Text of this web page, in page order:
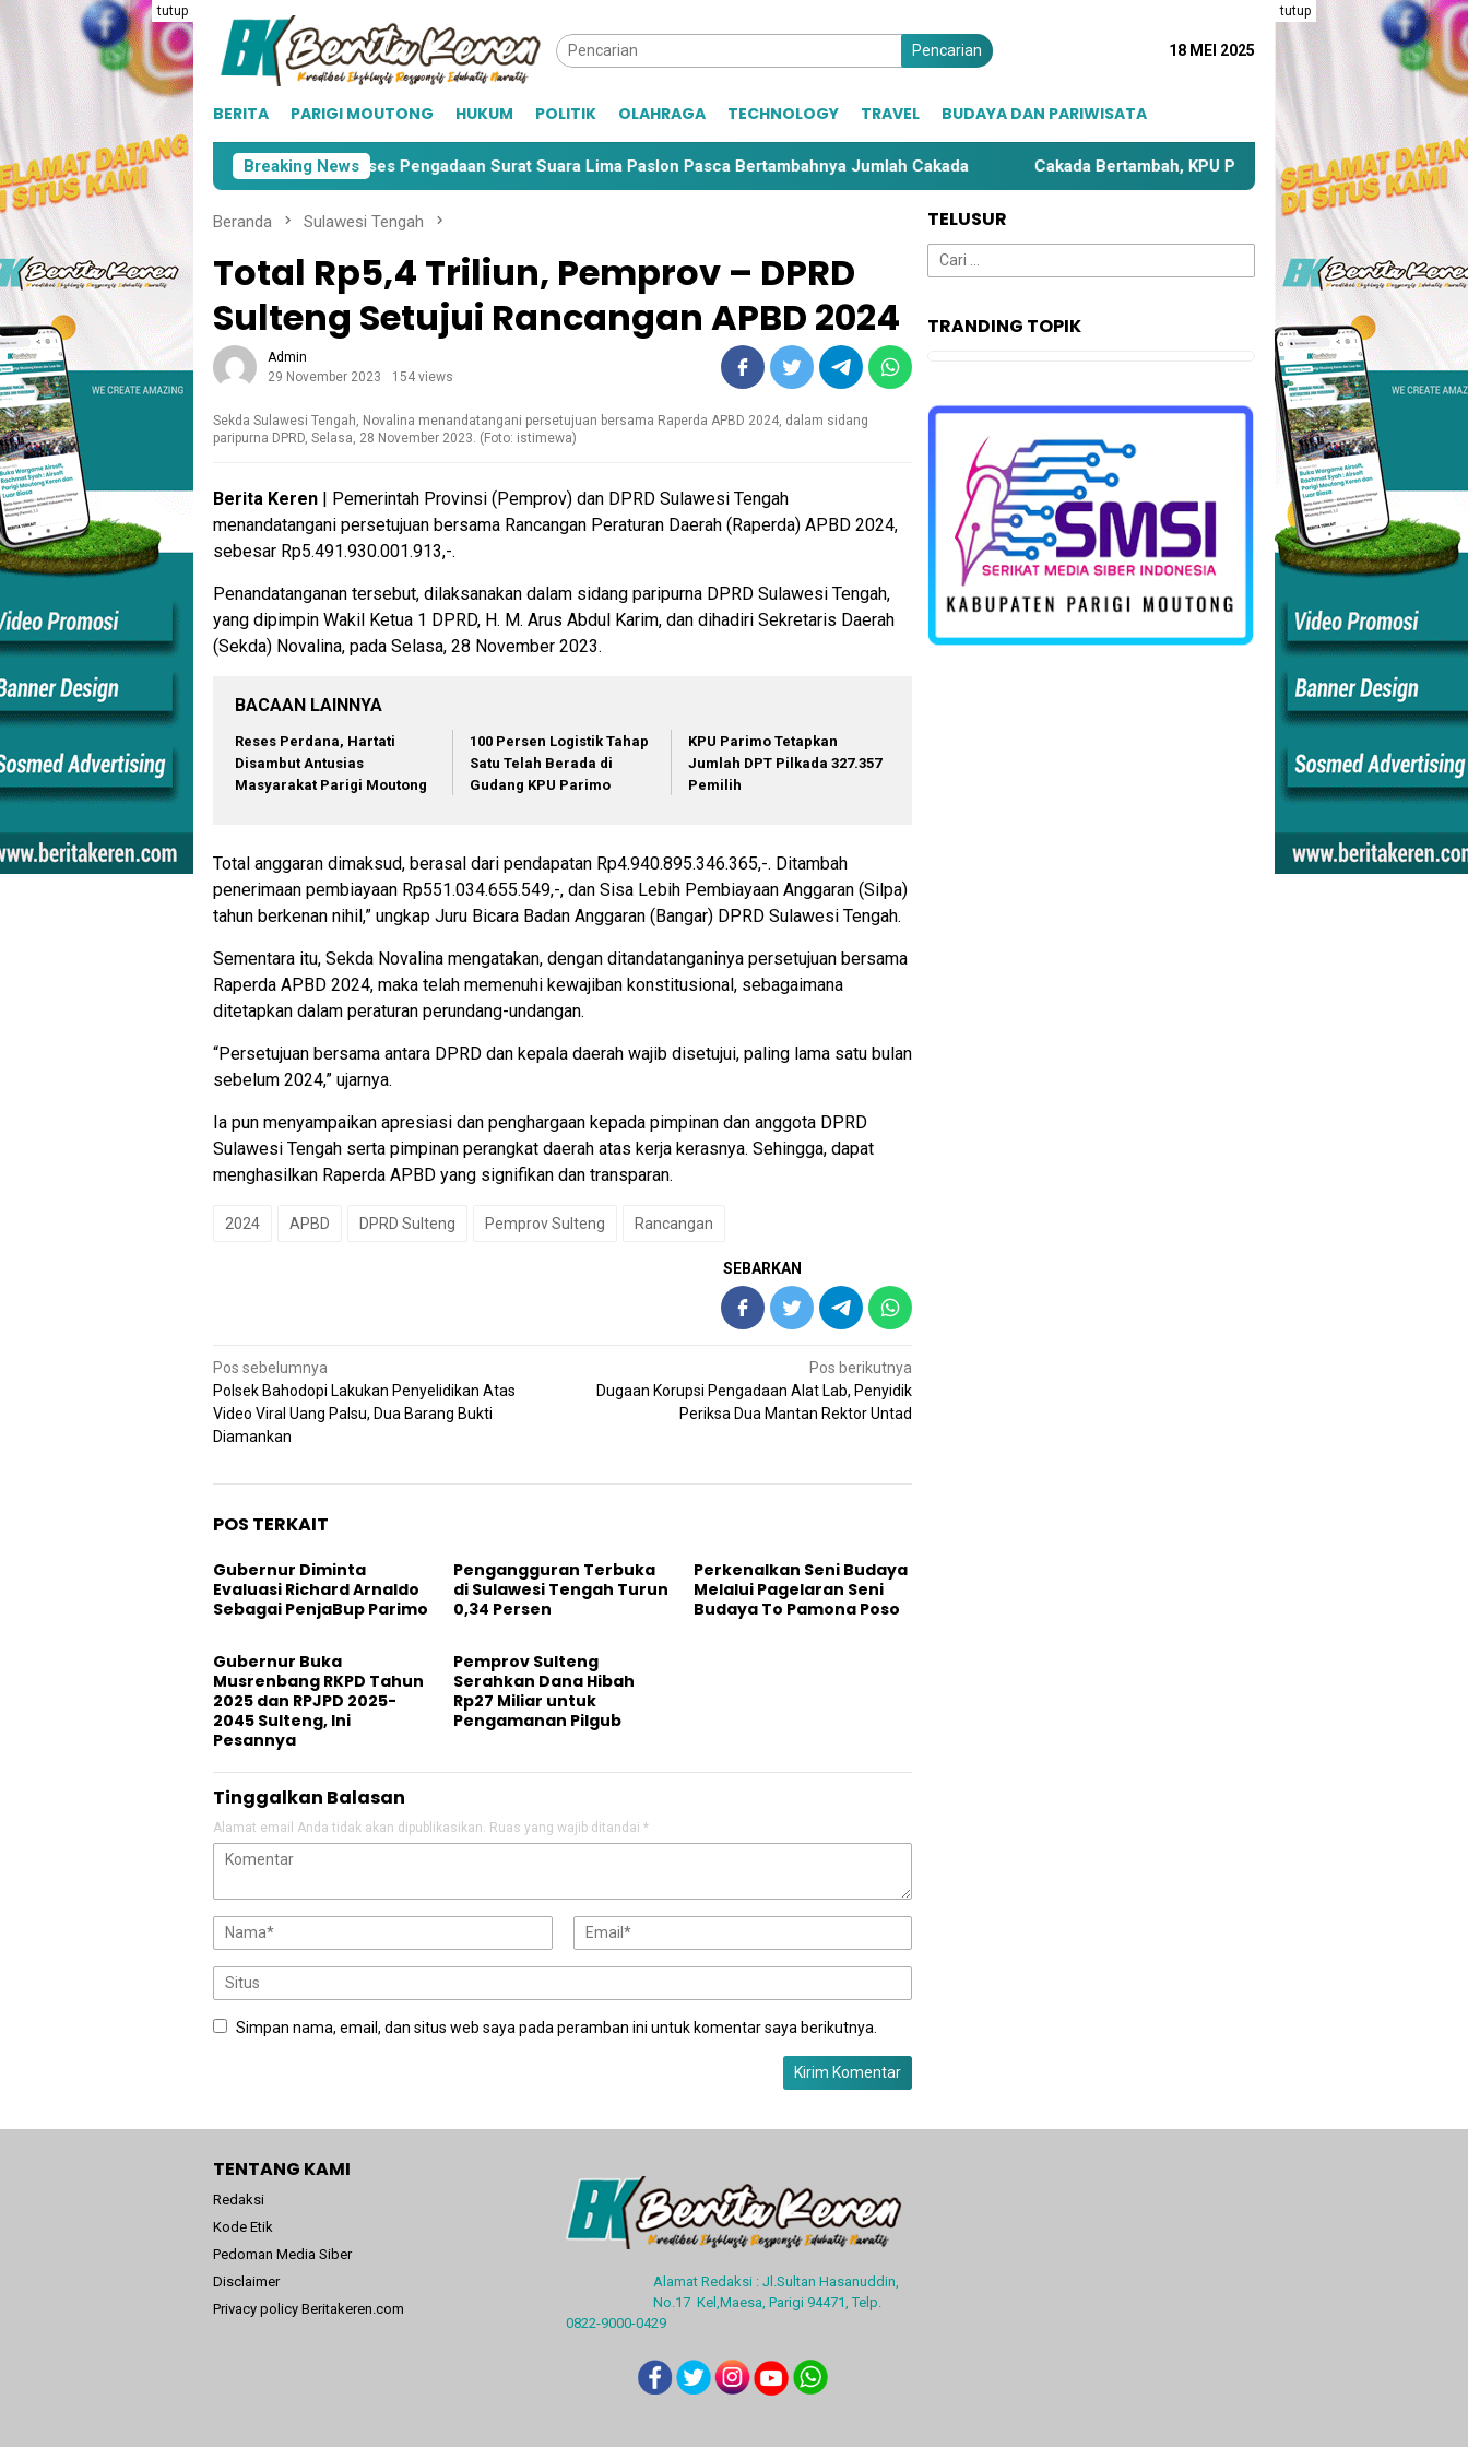
tutup tutup
Pencarian 18 MEI 2025
BERITA PARIGI MOUTONG HUKUM POLITIK OLAHRAGA TECHNOLOGY TRAVEL BUDAYA DAN PARIWISATA
Breaking News
Moutong KPU Parimo Mulai Proses Pengadaan Surat Suara Lima Paslon Pasca Bertambahnya Jumlah Cakada Cakada Bertambah, KPU Parimo Bahas Kembali Zona Kampanye
Beranda Sulawesi Tengah
Total Rp5,4 Triliun, Pemprov – DPRD
Sulteng Setujui Rancangan APBD 2024
Admin
29 November 2023
154 views
Sekda Sulawesi Tengah, Novalina menandatangani persetujuan bersama Raperda APBD 2024, dalam sidang
paripurna DPRD, Selasa, 28 November 2023. (Foto: istimewa)
Berita Keren | Pemerintah Provinsi (Pemprov) dan DPRD Sulawesi Tengah
menandatangani persetujuan bersama Rancangan Peraturan Daerah (Raperda) APBD 2024,
sebesar Rp5.491.930.001.913,-.
Penandatanganan tersebut, dilaksanakan dalam sidang paripurna DPRD Sulawesi Tengah,
yang dipimpin Wakil Ketua 1 DPRD, H. M. Arus Abdul Karim, dan dihadiri Sekretaris Daerah
(Sekda) Novalina, pada Selasa, 28 November 2023.
BACAAN LAINNYA
Reses Perdana, Hartati
Disambut Antusias
Masyarakat Parigi Moutong
100 Persen Logistik Tahap
Satu Telah Berada di
Gudang KPU Parimo
KPU Parimo Tetapkan
Jumlah DPT Pilkada 327.357
Pemilih
Total anggaran dimaksud, berasal dari pendapatan Rp4.940.895.346.365,-. Ditambah
penerimaan pembiayaan Rp551.034.655.549,-, dan Sisa Lebih Pembiayaan Anggaran (Silpa)
tahun berkenan nihil,” ungkap Juru Bicara Badan Anggaran (Bangar) DPRD Sulawesi Tengah.
Sementara itu, Sekda Novalina mengatakan, dengan ditandatanganinya persetujuan bersama
Raperda APBD 2024, maka telah memenuhi kewajiban konstitusional, sebagaimana
ditetapkan dalam peraturan perundang-undangan.
“Persetujuan bersama antara DPRD dan kepala daerah wajib disetujui, paling lama satu bulan
sebelum 2024,” ujarnya.
Ia pun menyampaikan apresiasi dan penghargaan kepada pimpinan dan anggota DPRD
Sulawesi Tengah serta pimpinan perangkat daerah atas kerja kerasnya. Sehingga, dapat
menghasilkan Raperda APBD yang signifikan dan transparan.
2024 APBD DPRD Sulteng Pemprov Sulteng Rancangan
SEBARKAN
Navigasi
pos
Pos sebelumnya
Polsek Bahodopi Lakukan Penyelidikan Atas
Video Viral Uang Palsu, Dua Barang Bukti
Diamankan
Pos berikutnya
Dugaan Korupsi Pengadaan Alat Lab, Penyidik
Periksa Dua Mantan Rektor Untad
POS TERKAIT
Gubernur Diminta
Evaluasi Richard Arnaldo
Sebagai PenjaBup Parimo
Pengangguran Terbuka
di Sulawesi Tengah Turun
0,34 Persen
Perkenalkan Seni Budaya
Melalui Pagelaran Seni
Budaya To Pamona Poso
Gubernur Buka
Musrenbang RKPD Tahun
2025 dan RPJPD 2025-
2045 Sulteng, Ini
Pesannya
Pemprov Sulteng
Serahkan Dana Hibah
Rp27 Miliar untuk
Pengamanan Pilgub
Tinggalkan Balasan
Alamat email Anda tidak akan dipublikasikan. Ruas yang wajib ditandai *
Simpan nama, email, dan situs web saya pada peramban ini untuk komentar saya berikutnya.
TELUSUR
Cari
untuk:
TRANDING TOPIK
TENTANG KAMI
Redaksi
Kode Etik
Pedoman Media Siber
Disclaimer
Privacy policy Beritakeren.com
Alamat Redaksi : Jl.Sultan Hasanuddin,
No.17 Kel,Maesa, Parigi 94471, Telp.
0822-9000-0429